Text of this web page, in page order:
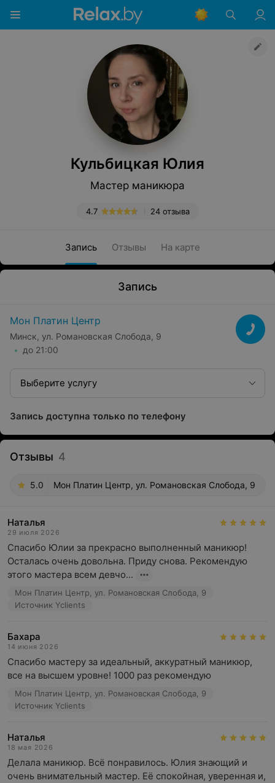
Кульбицкая Юлия
Мастер маникюра
24 отзыва
4.7
Запись Отзывы На карте
Запись
Мон Платин Центр
Минск, ул. Романовская Слобода, 9
до 21:00
Выберите услугу
Запись доступна только по телефону
Отзывы 4
5.0 Мон Платин Центр, ул. Романовская Слобода, 9
Наталья
29 июля 2026
Спасибо Юлии за прекрасно выполненный маникюр!
Осталась очень довольна. Приду снова. Рекомендую
этого мастера всем девчо...
Мон Платин Центр, ул. Романовская Слобода, 9
Источник Yclients
Бахара
14 июня 2026
Спасибо мастеру за идеальный, аккуратный маникюр,
все на высшем уровне! 1000 раз рекомендую
Мон Платин Центр, ул. Романовская Слобода, 9
Источник Yclients
Наталья
18 мая 2026
Делала маникюр. Всё понравилось. Юлия знающий и
очень внимательный мастер. Её спокойная, уверенная и,